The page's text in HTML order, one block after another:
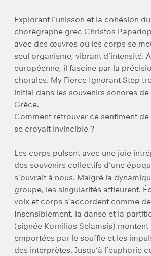
Explorant l’unisson et la cohésion
chorégraphe grec Christos
avec des œuvres où les corps se
seul organisme, vibrant d’intensité.
européenne, il fascine par la
chorales. My Fierce Ignorant Step
initial dans les souvenirs sonores
Grèce.
Comment retrouver ce sentiment de
se croyait invincible ?
Les corps pulsent avec une joie
des souvenirs collectifs d’une
s’ouvrait à nous. Malgré la
groupe, les singularités affleurent.
voix et corps s’accordent comme
Insensiblement, la danse et la
(signée Kornilios Selamsis) montent
emportées par le souffle et les
des interprètes. Jusqu’à l’euphorie